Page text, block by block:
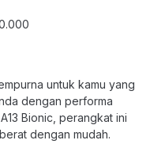
untuk kamu yang
dengan performa
Bionic, perangkat ini
dengan mudah.